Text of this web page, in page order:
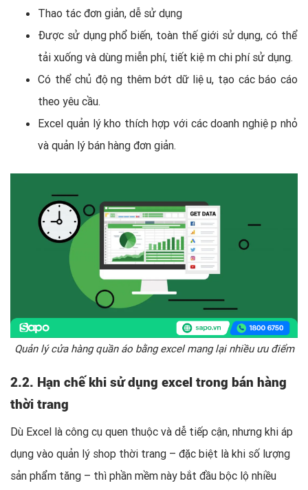
Thao tác đơn giản, dễ sử dụng
Được sử dụng phổ biến, toàn thế giới sử dụng, có thể
tải xuống và dùng miễn phí, tiết kiệm chi phí sử dụng.
Có thể chủ động thêm bớt dữ liệu, tạo các báo cáo
theo yêu cầu.
Excel quản lý kho thích hợp với các doanh nghiệp nhỏ
và quản lý bán hàng đơn giản.
Quản lý cửa hàng quần áo bằng excel mang lại nhiều ưu điểm
2.2. Hạn chế khi sử dụng excel trong bán hàng
thời trang
Dù Excel là công cụ quen thuộc và dễ tiếp cận, nhưng khi áp
dụng vào quản lý shop thời trang – đặc biệt là khi số lượng
sản phẩm tăng – thì phần mềm này bắt đầu bộc lộ nhiều